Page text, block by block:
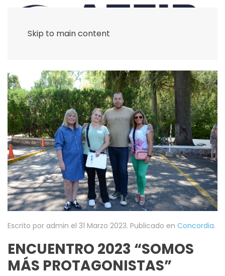
Skip to main content
Escrito por admin el 31 Marzo 2023. Publicado en Concordia.
ENCUENTRO 2023 “SOMOS
MÁS PROTAGONISTAS”